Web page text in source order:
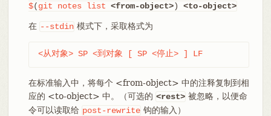
$(git notes list <from-object>) <to-object>
在 --stdin 模式下，采取格式为
<从对象> SP <到对象 [ SP <停止> ] LF
在标准输入中，将每个 <from-object> 中的注释复制到相
应的 <to-object> 中。（可选的 <rest> 被忽略，以便命
令可以读取给 post-rewrite 钩的输入）